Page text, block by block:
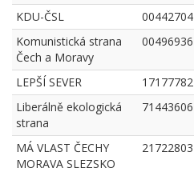
KDU-ČSL 00442704
Komunistická strana
Čech a Moravy
00496936
LEPŠÍ SEVER 17177782
Liberálně ekologická
strana
71443606
MÁ VLAST ČECHY
MORAVA SLEZSKO
21722803